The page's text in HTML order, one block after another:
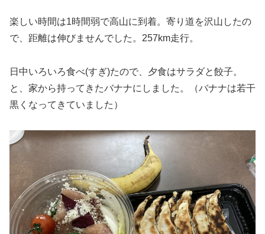
楽しい時間は1時間弱で高山に到着。寄り道を沢山したの
で、距離は伸びませんでした。257km走行。
日中いろいろ食べ(すぎ)たので、夕食はサラダと餃子。
と、家から持ってきたバナナにしました。（バナナは若干
黒くなってきていました）